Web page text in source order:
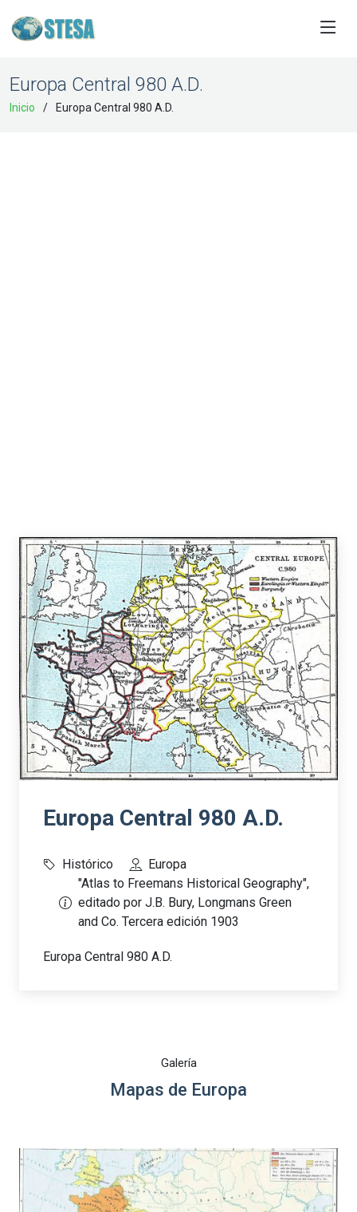
Europa Central 980 A.D.
Inicio Europa Central 980 A.D.
Europa Central 980 A.D.
Histórico
Europa
"Atlas to Freemans Historical Geography",
editado por J.B. Bury, Longmans Green
and Co. Tercera edición 1903
Europa Central 980 A.D.
Galería
Mapas de Europa